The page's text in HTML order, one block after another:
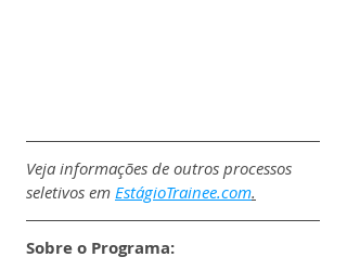
Veja informações de outros processos
seletivos em EstágioTrainee.com.
Sobre o Programa: